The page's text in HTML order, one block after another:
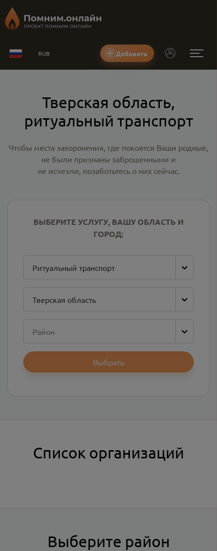
RUB Добавить
Тверская область,
ритуальный транспорт
Чтобы места захоронения, где покоятся Ваши родные,
не были признаны заброшенными и
не исчезли, позаботьтесь о них сейчас.
ВЫБЕРИТЕ УСЛУГУ, ВАШУ ОБЛАСТЬ И
ГОРОД:
Ритуальный транспорт
Тверская область
Район
Выбрать
Список организаций
Выберите район